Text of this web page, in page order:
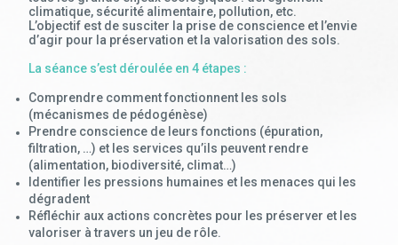
climatique, sécurité alimentaire, pollution, etc.
L’objectif est de susciter la prise de conscience et l’envie
d’agir pour la préservation et la valorisation des sols.
La séance s’est déroulée en 4 étapes :
Comprendre comment fonctionnent les sols
(mécanismes de pédogénèse)
Prendre conscience de leurs fonctions (épuration,
filtration, …) et les services qu’ils peuvent rendre
(alimentation, biodiversité, climat…)
Identifier les pressions humaines et les menaces qui les
dégradent
Réfléchir aux actions concrètes pour les préserver et les
valoriser à travers un jeu de rôle.